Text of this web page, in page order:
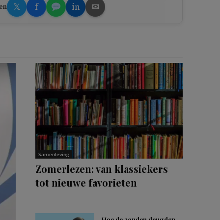
𝕏 f in ✉
Samenleving
Zomerlezen: van klassiekers
tot nieuwe favorieten